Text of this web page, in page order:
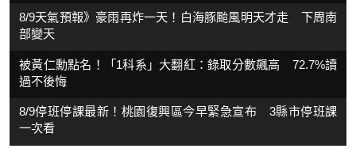
8/9天氣預報》豪雨再炸一天！白海豚颱風明天才走 下周南
部變天
被黃仁勳點名！「1科系」大翻紅：錄取分數飆高 72.7%讀
過不後悔
8/9停班停課最新！桃園復興區今早緊急宣布 3縣市停班課
一次看